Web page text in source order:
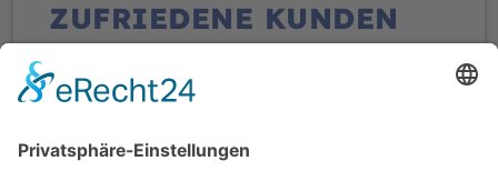
ZUFRIEDENE KUNDEN
Zuverlässiges,sehr freundliches,höfliches